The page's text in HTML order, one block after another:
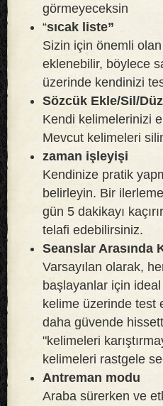
görmeyeceksin
“sıcak liste”
Sizin için önemli
eklenebilir, böylece
üzerinde kendinizi
Sözcük Ekle/Sil/
Kendi kelimelerinizi
Mevcut kelimeleri
zaman işleyişi
Kendinize pratik
belirleyin. Bir
gün 5 dakikayı
telafi edebilirsiniz.
Seanslar Arasında
Varsayılan olarak,
başlayanlar için ideal
kelime üzerinde test
daha güvende
"kelimeleri
kelimeleri rastgele
Antreman modu
Araba sürerken ve